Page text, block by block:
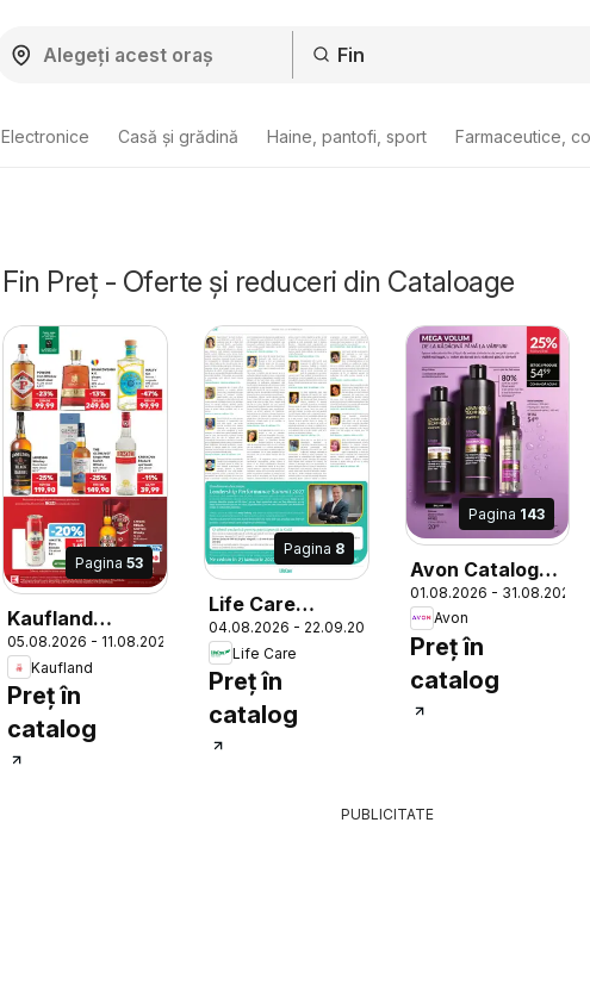
Electronice Casă și grădină Haine, pantofi, sport Farmaceutice,
Fin Preț - Oferte și reduceri din Cataloage
Pagina 53
Kaufland
Catalog
05.08.2026 - 11.08.2026
Kaufland
Preț în
catalog
Pagina 8
Life Care
Catalog
04.08.2026 - 22.09.2026
Life Care
Preț în
catalog
Pagina 143
Avon Catalog
08 2026
01.08.2026 - 31.08.2026
Avon
Preț în
catalog
PUBLICITATE